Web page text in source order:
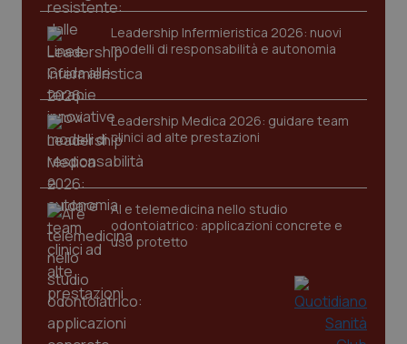
Leadership Infermieristica 2026: nuovi
modelli di responsabilità e autonomia
Leadership Medica 2026: guidare team
clinici ad alte prestazioni
AI e telemedicina nello studio
odontoiatrico: applicazioni concrete e
uso protetto
tracking-sites-ironfish-
www.quotidianosanita.it
tracking-sites-ironfish-
session-id
_ga
Google LLC
.quotidianosanita.it